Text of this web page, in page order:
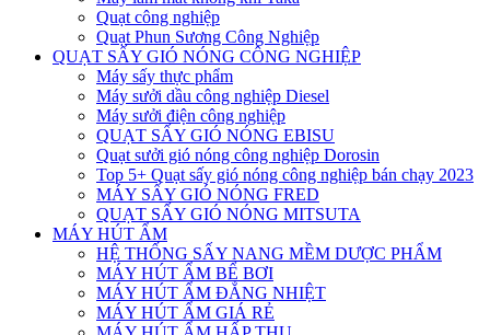
Quạt công nghiệp
Quạt Phun Sương Công Nghiệp
QUẠT SẤY GIÓ NÓNG CÔNG NGHIỆP
Máy sấy thực phẩm
Máy sưởi dầu công nghiệp Diesel
Máy sưởi điện công nghiệp
QUẠT SẤY GIÓ NÓNG EBISU
Quạt sưởi gió nóng công nghiệp Dorosin
Top 5+ Quạt sấy gió nóng công nghiệp bán chạy 2023
MÁY SẤY GIÓ NÓNG FRED
QUẠT SẤY GIÓ NÓNG MITSUTA
MÁY HÚT ẨM
HỆ THỐNG SẤY NANG MỀM DƯỢC PHẨM
MÁY HÚT ẨM BỂ BƠI
MÁY HÚT ẨM ĐẲNG NHIỆT
MÁY HÚT ẨM GIÁ RẺ